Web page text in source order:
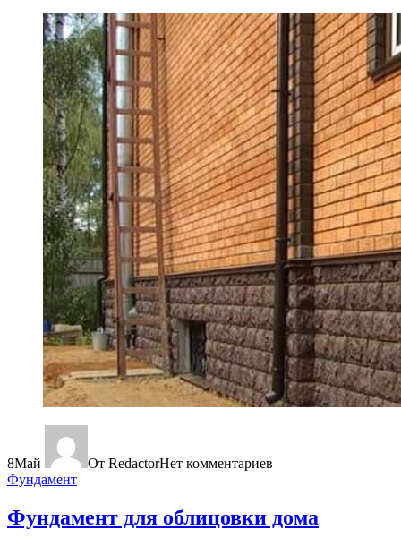
8Май От RedactorНет комментариев
Фундамент
Фундамент для облицовки дома